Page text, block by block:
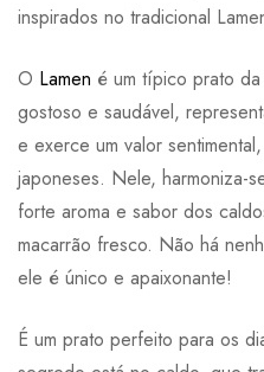
inspirados no tradicional
O Lamen é um típico prato
gostoso e saudável,
e exerce um valor
japoneses. Nele, harmoniza-
forte aroma e sabor dos
macarrão fresco. Não há
ele é único e apaixonante!
É um prato perfeito para os